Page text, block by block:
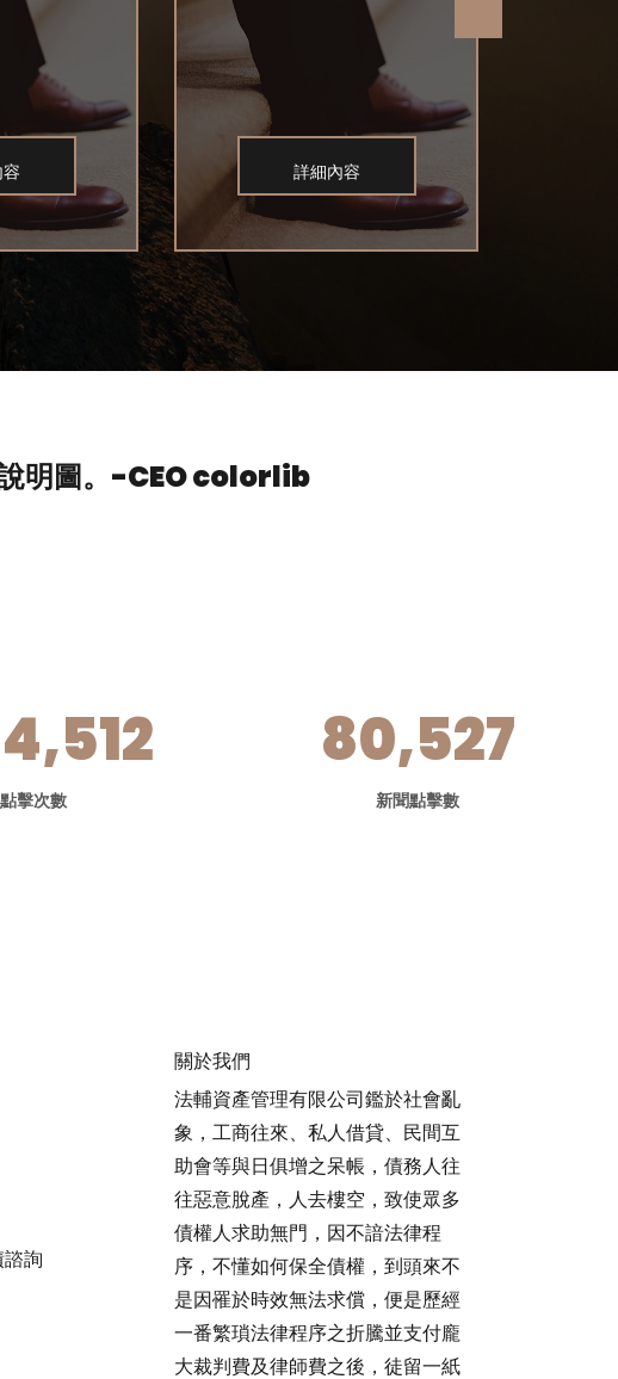
詳細內容
明圖。 -CEO colorlib
擊次數
80,527
新聞點擊數
詢
關於我們
法輔資產管理有限公司鑑於社會亂
象，工商往來、私人借貸、民間互
助會等與日俱增之呆帳，債務人往
往惡意脫產，人去樓空，致使眾多
債權人求助無門，因不諳法律程
序，不懂如何保全債權，到頭來不
是因罹於時效無法求償，便是歷經
一番繁瑣法律程序之折騰並支付龐
大裁判費及律師費之後，徒留一紙